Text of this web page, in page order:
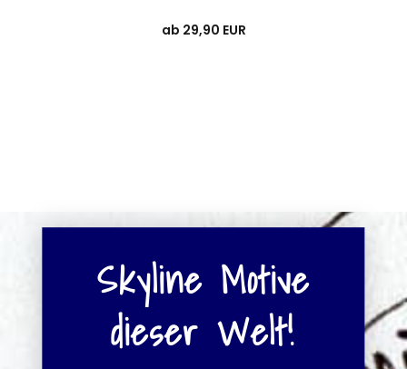
ab 29,90 EUR
Skyline Motive
dieser Welt!